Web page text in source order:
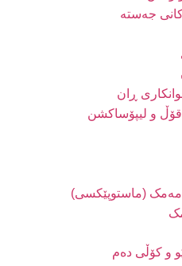
جەستە
ڕان
و لیپۆساکشن
(ماستوپێکسی)
و کۆڵی دەم